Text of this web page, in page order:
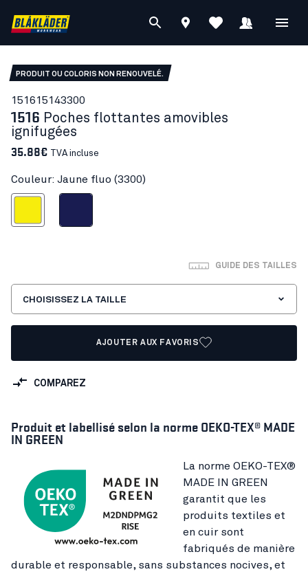
PRODUIT OU COLORIS NON RENOUVELÉ.
151615143300
1516 Poches flottantes amovibles
ignifugées
35.88€ TVA incluse
Couleur: Jaune fluo (3300)
GUIDE DES TAILLES
CHOISISSEZ LA TAILLE
AJOUTER AUX FAVORIS
COMPAREZ
Produit et labellisé selon la norme OEKO-TEX® MADE
IN GREEN
La norme OEKO-TEX®
MADE IN GREEN
garantit que les
produits textiles et
en cuir sont
fabriqués de manière
durable et responsable, sans substances nocives, et